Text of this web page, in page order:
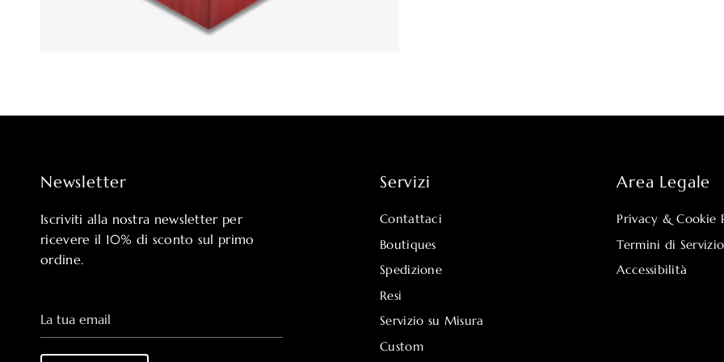
Newsletter
Iscriviti alla nostra newsletter per
ricevere il 10% di sconto sul primo
ordine.
La tua email
Servizi
Contattaci
Boutiques
Spedizione
Resi
Servizio su Misura
Custom
Area Legale
Privacy & Cookie
Termini di Servizio
Accessibilità